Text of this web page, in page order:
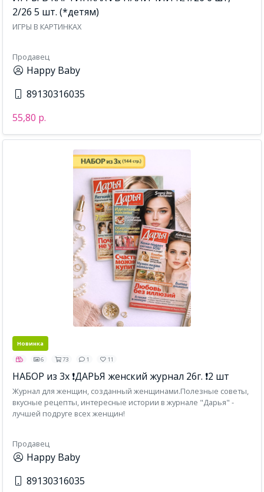
2/26 5 шт. (*детям)
ИГРЫ В КАРТИНКАХ
Продавец
Happy Baby
89130316035
55,80 р.
Новинка
6 73 1 11
НАБОР из 3х ❗ДАРЬЯ женский журнал 26г. ❗️2 шт
Журнал для женщин, созданный женщинами.Полезные советы,
вкусные рецепты, интересные истории в журнале "Дарья" -
лучшей подруге всех женщин!
Продавец
Happy Baby
89130316035